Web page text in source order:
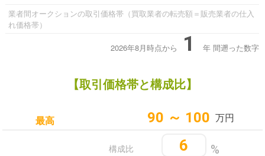
業者間オークションの取引価格帯（買取業者の転売額＝販売業者の仕入
れ価格帯）
2026年8月時点から 1 年 間遡った数字
【取引価格帯と構成比】
最高 90 ～ 100 万円
%
6
構成比